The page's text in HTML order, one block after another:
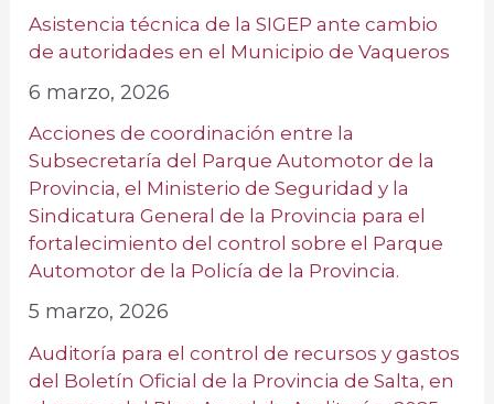
Asistencia técnica de la SIGEP ante cambio
de autoridades en el Municipio de Vaqueros
6 marzo, 2026
Acciones de coordinación entre la
Subsecretaría del Parque Automotor de la
Provincia, el Ministerio de Seguridad y la
Sindicatura General de la Provincia para el
fortalecimiento del control sobre el Parque
Automotor de la Policía de la Provincia.
5 marzo, 2026
Auditoría para el control de recursos y gastos
del Boletín Oficial de la Provincia de Salta, en